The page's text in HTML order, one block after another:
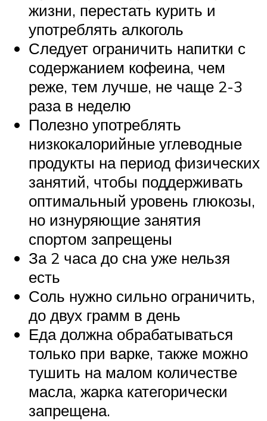
жизни, перестать курить и
употреблять алкоголь
Следует ограничить напитки с
содержанием кофеина, чем
реже, тем лучше, не чаще 2-3
раза в неделю
Полезно употреблять
низкокалорийные углеводные
продукты на период физических
занятий, чтобы поддерживать
оптимальный уровень глюкозы,
но изнуряющие занятия
спортом запрещены
За 2 часа до сна уже нельзя
есть
Соль нужно сильно ограничить,
до двух грамм в день
Еда должна обрабатываться
только при варке, также можно
тушить на малом количестве
масла, жарка категорически
запрещена.